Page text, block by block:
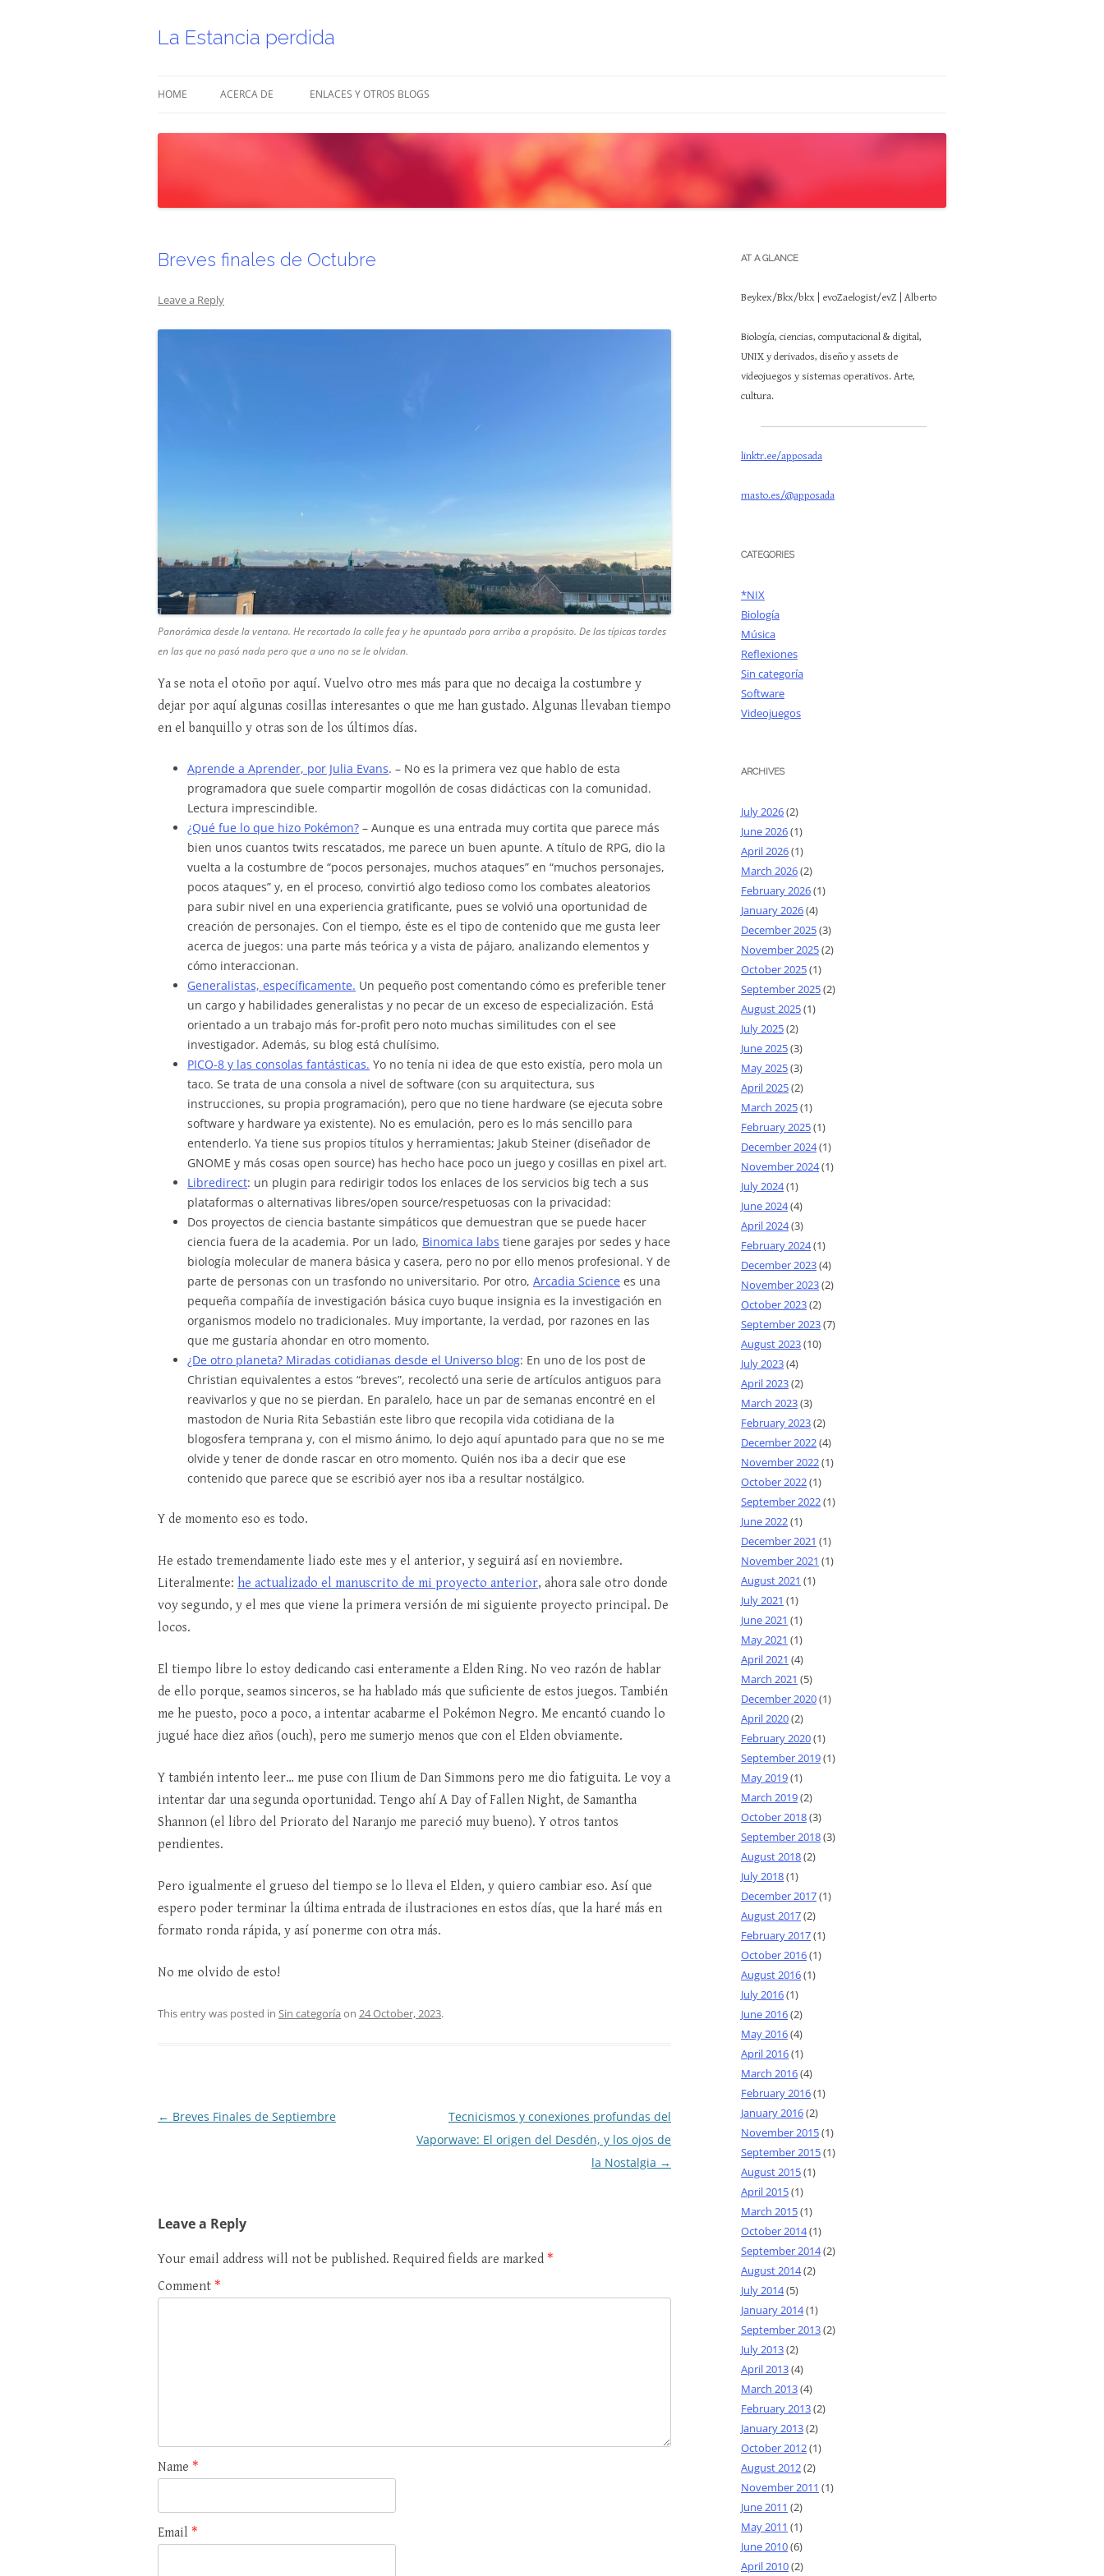
contentLa Estancia perdida
HOME ACERCA DE ENLACES Y OTROS BLOGS
Breves finales de Octubre
Leave a Reply
Panorámica desde la ventana. He recortado la calle fea y he apuntado para arriba a propósito. De las típicas tardes
en las que no pasó nada pero que a uno no se le olvidan.
Ya se nota el otoño por aquí. Vuelvo otro mes más para que no decaiga la costumbre y
dejar por aquí algunas cosillas interesantes o que me han gustado. Algunas llevaban tiempo
en el banquillo y otras son de los últimos días.
Aprende a Aprender, por Julia Evans. – No es la primera vez que hablo de esta
programadora que suele compartir mogollón de cosas didácticas con la comunidad.
Lectura imprescindible.
¿Qué fue lo que hizo Pokémon? – Aunque es una entrada muy cortita que parece más
bien unos cuantos twits rescatados, me parece un buen apunte. A título de RPG, dio la
vuelta a la costumbre de “pocos personajes, muchos ataques” en “muchos personajes,
pocos ataques” y, en el proceso, convirtió algo tedioso como los combates aleatorios
para subir nivel en una experiencia gratificante, pues se volvió una oportunidad de
creación de personajes. Con el tiempo, éste es el tipo de contenido que me gusta leer
acerca de juegos: una parte más teórica y a vista de pájaro, analizando elementos y
cómo interaccionan.
Generalistas, específicamente. Un pequeño post comentando cómo es preferible tener
un cargo y habilidades generalistas y no pecar de un exceso de especialización. Está
orientado a un trabajo más for-profit pero noto muchas similitudes con el see
investigador. Además, su blog está chulísimo.
PICO-8 y las consolas fantásticas. Yo no tenía ni idea de que esto existía, pero mola un
taco. Se trata de una consola a nivel de software (con su arquitectura, sus
instrucciones, su propia programación), pero que no tiene hardware (se ejecuta sobre
software y hardware ya existente). No es emulación, pero es lo más sencillo para
entenderlo. Ya tiene sus propios títulos y herramientas; Jakub Steiner (diseñador de
GNOME y más cosas open source) has hecho hace poco un juego y cosillas en pixel art.
Libredirect: un plugin para redirigir todos los enlaces de los servicios big tech a sus
plataformas o alternativas libres/open source/respetuosas con la privacidad:
Dos proyectos de ciencia bastante simpáticos que demuestran que se puede hacer
ciencia fuera de la academia. Por un lado, Binomica labs tiene garajes por sedes y hace
biología molecular de manera básica y casera, pero no por ello menos profesional. Y de
parte de personas con un trasfondo no universitario. Por otro, Arcadia Science es una
pequeña compañía de investigación básica cuyo buque insignia es la investigación en
organismos modelo no tradicionales. Muy importante, la verdad, por razones en las
que me gustaría ahondar en otro momento.
¿De otro planeta? Miradas cotidianas desde el Universo blog: En uno de los post de
Christian equivalentes a estos “breves”, recolectó una serie de artículos antiguos para
reavivarlos y que no se pierdan. En paralelo, hace un par de semanas encontré en el
mastodon de Nuria Rita Sebastián este libro que recopila vida cotidiana de la
blogosfera temprana y, con el mismo ánimo, lo dejo aquí apuntado para que no se me
olvide y tener de donde rascar en otro momento. Quién nos iba a decir que ese
contenido que parece que se escribió ayer nos iba a resultar nostálgico.
Y de momento eso es todo.
He estado tremendamente liado este mes y el anterior, y seguirá así en noviembre.
Literalmente: he actualizado el manuscrito de mi proyecto anterior, ahora sale otro donde
voy segundo, y el mes que viene la primera versión de mi siguiente proyecto principal. De
locos.
El tiempo libre lo estoy dedicando casi enteramente a Elden Ring. No veo razón de hablar
de ello porque, seamos sinceros, se ha hablado más que suficiente de estos juegos. También
me he puesto, poco a poco, a intentar acabarme el Pokémon Negro. Me encantó cuando lo
jugué hace diez años (ouch), pero me sumerjo menos que con el Elden obviamente.
Y también intento leer… me puse con Ilium de Dan Simmons pero me dio fatiguita. Le voy a
intentar dar una segunda oportunidad. Tengo ahí A Day of Fallen Night, de Samantha
Shannon (el libro del Priorato del Naranjo me pareció muy bueno). Y otros tantos
pendientes.
Pero igualmente el grueso del tiempo se lo lleva el Elden, y quiero cambiar eso. Así que
espero poder terminar la última entrada de ilustraciones en estos días, que la haré más en
formato ronda rápida, y así ponerme con otra más.
No me olvido de esto!
This entry was posted in Sin categoría on 24 October, 2023.
Post
← Breves Finales de Septiembre
Tecnicismos y conexiones profundas del
Vaporwave: El origen del Desdén, y los ojos de
la Nostalgia →
Leave a Reply
Your email address will not be published. Required fields are marked *
Comment *
Name *
Email *
AT A GLANCE
Beykex/Bkx/bkx | evoZaelogist/evZ | Alberto
Biología, ciencias, computacional & digital,
UNIX y derivados, diseño y assets de
videojuegos y sistemas operativos. Arte,
cultura.
linktr.ee/apposada
masto.es/@apposada
CATEGORIES
*NIX
Biología
Música
Reflexiones
Sin categoría
Software
Videojuegos
ARCHIVES
July 2026(2)
June 2026(1)
April 2026(1)
March 2026(2)
February 2026(1)
January 2026(4)
December 2025(3)
November 2025(2)
October 2025(1)
September 2025(2)
August 2025(1)
July 2025(2)
June 2025(3)
May 2025(3)
April 2025(2)
March 2025(1)
February 2025(1)
December 2024(1)
November 2024(1)
July 2024(1)
June 2024(4)
April 2024(3)
February 2024(1)
December 2023(4)
November 2023(2)
October 2023(2)
September 2023(7)
August 2023(10)
July 2023(4)
April 2023(2)
March 2023(3)
February 2023(2)
December 2022(4)
November 2022(1)
October 2022(1)
September 2022(1)
June 2022(1)
December 2021 (1)
November 2021 (1)
August 2021 (1)
July 2021 (1)
June 2021 (1)
May 2021 (1)
April 2021 (4)
March 2021 (5)
December 2020(1)
April 2020(2)
February 2020(1)
September 2019(1)
May 2019(1)
March 2019(2)
October 2018(3)
September 2018(3)
August 2018(2)
July 2018(1)
December 2017(1)
August 2017(2)
February 2017(1)
October 2016(1)
August 2016(1)
July 2016(1)
June 2016(2)
May 2016(4)
April 2016(1)
March 2016(4)
February 2016(1)
January 2016(2)
November 2015(1)
September 2015(1)
August 2015(1)
April 2015(1)
March 2015(1)
October 2014(1)
September 2014(2)
August 2014(2)
July 2014(5)
January 2014(1)
September 2013(2)
July 2013(2)
April 2013(4)
March 2013(4)
February 2013(2)
January 2013(2)
October 2012(1)
August 2012(2)
November 2011 (1)
June 2011 (2)
May 2011 (1)
June 2010(6)
April 2010(2)